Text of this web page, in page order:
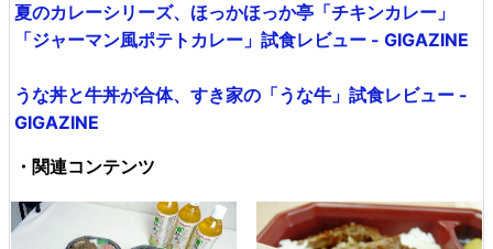
夏のカレーシリーズ、ほっかほっか亭「チキンカレー」
「ジャーマン風ポテトカレー」試食レビュー - GIGAZINE
うな丼と牛丼が合体、すき家の「うな牛」試食レビュー -
GIGAZINE
・関連コンテンツ